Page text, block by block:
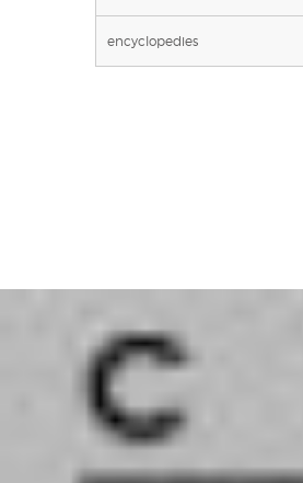
encyclopedies